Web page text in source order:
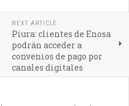
NEXT ARTICLE
Piura: clientes de Enosa
podrán acceder a
convenios de pago por
canales digitales